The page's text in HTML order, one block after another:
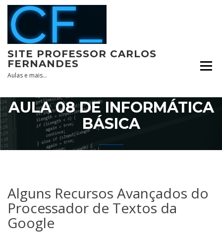
Skip
content
SITE PROFESSOR CARLOS
FERNANDES
Aulas e mais…
AULA 08 DE INFORMÁTICA
BÁSICA
Alguns Recursos Avançados do
Processador de Textos da
Google